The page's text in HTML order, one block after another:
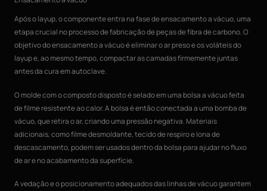
Após o layup, o componente entra na fase de ensacamento a vácuo, uma
etapa crucial no processo de fabricação de peças de fibra de carbono. O
objetivo do ensacamento a vácuo é eliminar o ar preso e os voláteis do
layup e, ao mesmo tempo, compactar as camadas firmemente juntas
antes da cura em autoclave.
O molde com o composto disposto é selado em uma bolsa a vácuo feita
de filme resistente ao calor. A bolsa é então conectada a uma bomba de
vácuo, que retira o ar, criando uma pressão negativa. Materiais
adicionais, como filme desmoldante, tecido de respiro e lona de
descascamento, podem ser usados dentro da bolsa para ajudar no fluxo
de ar e no acabamento da superfície.
A vedação e o posicionamento adequados das linhas de vácuo garantem